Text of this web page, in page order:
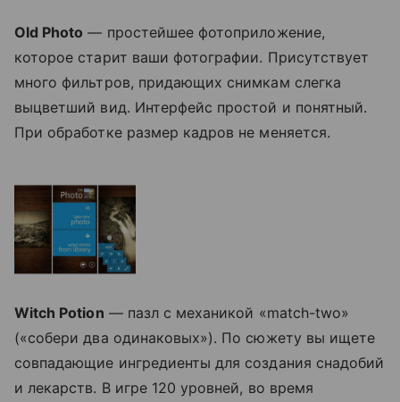
Old Photo — простейшее фотоприложение,
которое старит ваши фотографии. Присутствует
много фильтров, придающих снимкам слегка
выцветший вид. Интерфейс простой и понятный.
При обработке размер кадров не меняется.
Witch Potion — пазл с механикой «match-two»
(«собери два одинаковых»). По сюжету вы ищете
совпадающие ингредиенты для создания снадобий
и лекарств. В игре 120 уровней, во время